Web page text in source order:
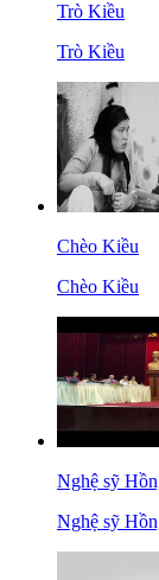
Trò Kiều
Trò Kiều
Chèo Kiều
Chèo Kiều
Nghệ sỹ
Nghệ sỹ